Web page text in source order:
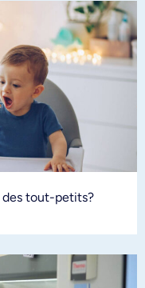
des tout-petits?